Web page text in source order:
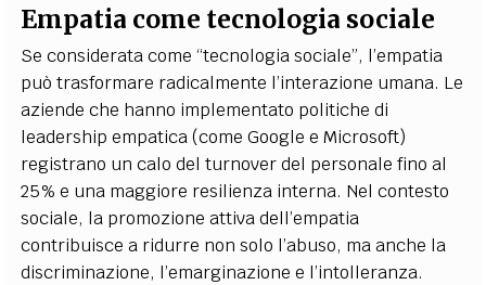
Empatia come tecnologia sociale
Se considerata come “tecnologia sociale”, l’empatia
può trasformare radicalmente l’interazione umana. Le
aziende che hanno implementato politiche di
leadership empatica (come Google e Microsoft)
registrano un calo del turnover del personale fino al
25% e una maggiore resilienza interna. Nel contesto
sociale, la promozione attiva dell’empatia
contribuisce a ridurre non solo l’abuso, ma anche la
discriminazione, l’emarginazione e l’intolleranza.